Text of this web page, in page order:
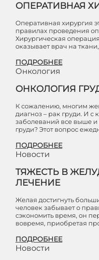
ОПЕРАТИВНАЯ
Оперативная хирургия
правилах проведения
Хирургическая
оказывает врач на
ПОДРОБНЕЕ
Онкология
ОНКОЛОГИЯ
К сожалению, многим
диагноз – рак груди. И с
заболеваний все выше
груди? Этот вопрос
ПОДРОБНЕЕ
Новости
ТЯЖЕСТЬ В
ЛЕЧЕНИЕ
Желая достигнуть
человек забывает о
сэкономить время, он
вовремя, приобретая
ПОДРОБНЕЕ
Новости